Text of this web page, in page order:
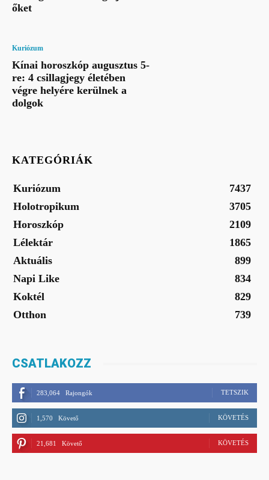
őket
Kuriózum
Kínai horoszkóp augusztus 5-
re: 4 csillagjegy életében
végre helyére kerülnek a
dolgok
KATEGÓRIÁK
Kuriózum
7437
Holotropikum
3705
Horoszkóp
2109
Lélektár
1865
Aktuális
899
Napi Like
834
Koktél
829
Otthon
739
CSATLAKOZZ
283,064 Rajongók TETSZIK
1,570 Követő KÖVETÉS
21,681 Követő KÖVETÉS